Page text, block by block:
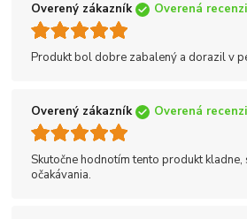
Overený zákazník Overená
Produkt bol dobre zabalený a dorazil v
Overený zákazník Overená
Skutočne hodnotím tento produkt
očakávania.